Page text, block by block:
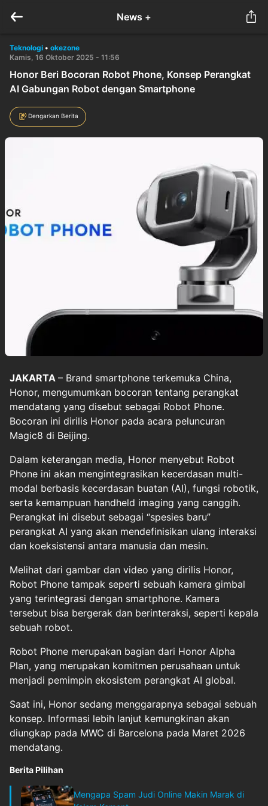
News +
Teknologi • okezone
Kamis, 16 Oktober 2025 - 11:56
Honor Beri Bocoran Robot Phone, Konsep Perangkat
AI Gabungan Robot dengan Smartphone
Dengarkan Berita
JAKARTA – Brand smartphone terkemuka China,
Honor, mengumumkan bocoran tentang perangkat
mendatang yang disebut sebagai Robot Phone.
Bocoran ini dirilis Honor pada acara peluncuran
Magic8 di Beijing.
Dalam keterangan media, Honor menyebut Robot
Phone ini akan mengintegrasikan kecerdasan multi-
modal berbasis kecerdasan buatan (AI), fungsi robotik,
serta kemampuan handheld imaging yang canggih.
Perangkat ini disebut sebagai “spesies baru”
perangkat AI yang akan mendefinisikan ulang interaksi
dan koeksistensi antara manusia dan mesin.
Melihat dari gambar dan video yang dirilis Honor,
Robot Phone tampak seperti sebuah kamera gimbal
yang terintegrasi dengan smartphone. Kamera
tersebut bisa bergerak dan berinteraksi, seperti kepala
sebuah robot.
Robot Phone merupakan bagian dari Honor Alpha
Plan, yang merupakan komitmen perusahaan untuk
menjadi pemimpin ekosistem perangkat AI global.
Saat ini, Honor sedang menggarapnya sebagai sebuah
konsep. Informasi lebih lanjut kemungkinan akan
diungkap pada MWC di Barcelona pada Maret 2026
mendatang.
Berita Pilihan
Mengapa Spam Judi Online Makin Marak di